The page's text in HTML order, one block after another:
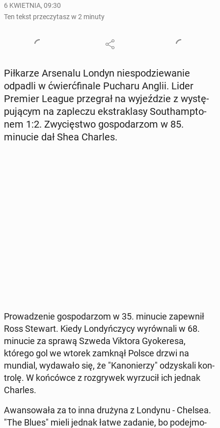
6 KWIETNIA, 09:30
Ten tekst przeczytasz w 2 minuty
Pił­ka­rze Ar­se­na­lu Londyn nie­spo­dzie­wa­nie
odpadli w ćwierć­fi­na­le Pucharu Anglii. Lider
Premier League prze­grał na wy­jeź­dzie z wy­stę­
pu­ją­cym na za­ple­czu eks­tra­kla­sy So­uthamp­to­
nem 1:2. Zwy­cię­stwo go­spo­da­rzom w 85.
minucie dał Shea Charles.
Pro­wa­dze­nie go­spo­da­rzom w 35. minucie za­pew­nił
Ross Stewart. Kiedy Lon­dyń­czy­cy wy­rów­na­li w 68.
minucie za sprawą Szweda Viktora Gy­oke­re­sa,
którego gol we wtorek zamknął Polsce drzwi na
mundial, wy­da­wa­ło się, że "Ka­no­nie­rzy" od­zy­ska­li kon­
tro­lę. W koń­ców­ce z roz­gry­wek wy­rzu­cił ich jednak
Charles.
Awan­so­wa­ła za to inna drużyna z Londynu - Chelsea.
"The Blues" mieli jednak łatwe zadanie, bo po­dej­mo­